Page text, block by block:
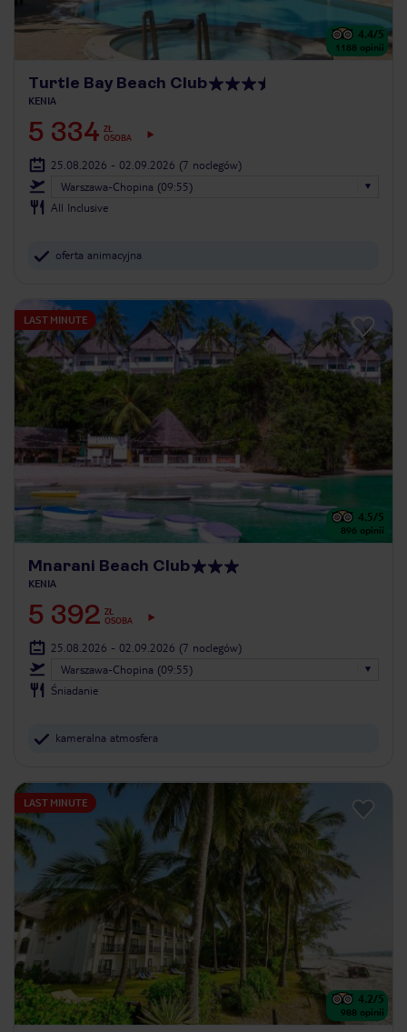
4.4/5
1188 opinii
Turtle Bay Beach Club
KENIA
5 334 ZŁ
OSOBA
25.08.2026 - 02.09.2026 (7 noclegów)
Warszawa-Chopina (09:55)
All Inclusive
oferta animacyjna
LAST MINUTE
4.5/5
896 opinii
Mnarani Beach Club
KENIA
5 392 ZŁ
OSOBA
25.08.2026 - 02.09.2026 (7 noclegów)
Warszawa-Chopina (09:55)
Śniadanie
kameralna atmosfera
LAST MINUTE
4.2/5
988 opinii